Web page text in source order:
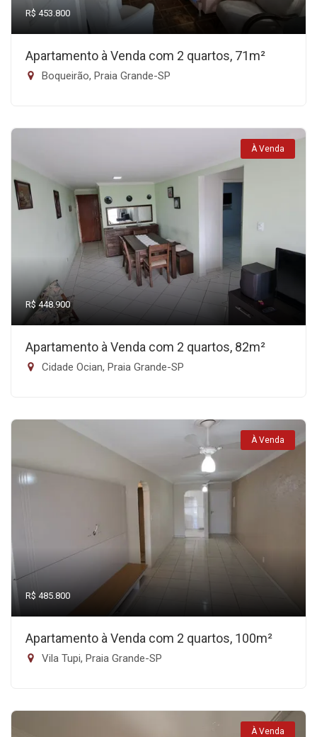
R$ 453.800
Apartamento à Venda com 2 quartos, 71m²
Boqueirão, Praia Grande-SP
À Venda
R$ 448.900
Apartamento à Venda com 2 quartos, 82m²
Cidade Ocian, Praia Grande-SP
À Venda
R$ 485.800
Apartamento à Venda com 2 quartos, 100m²
Vila Tupi, Praia Grande-SP
À Venda